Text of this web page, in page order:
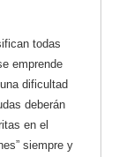
todas
emprende
dificultad
deberán
en el
siempre y